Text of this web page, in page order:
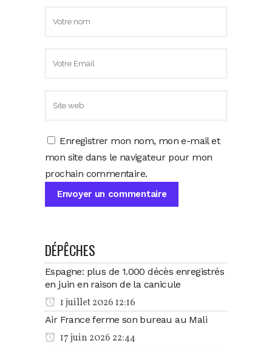
Enregistrer mon nom, mon e-mail et
mon site dans le navigateur pour mon
prochain commentaire.
DÉPÊCHES
Espagne: plus de 1.000 décès enregistrés
en juin en raison de la canicule
1 juillet 2026 12:16
Air France ferme son bureau au Mali
17 juin 2026 22:44